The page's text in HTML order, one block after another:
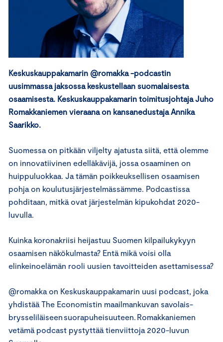
Keskuskauppakamarin @romakka -podcastin
uusimmassa jaksossa keskustellaan suomalaisesta
osaamisesta. Keskuskauppakamarin toimitusjohtaja Juho
Romakkaniemen vieraana on kansanedustaja Annika
Saarikko.
Suomessa on pitkään viljelty ajatusta siitä, että olemme
on innovatiivinen edelläkävijä, jossa osaaminen on
huippuluokkaa. Ja tämän poikkeuksellisen osaamisen
pohja on koulutusjärjestelmässämme. Podcastissa
pohditaan, mitkä ovat järjestelmän kipukohdat 2020-
luvulla.
Kuinka koronakriisi heijastuu Suomen kilpailukykyyn
osaamisen näkökulmasta? Entä mikä voisi olla
elinkeinoelämän rooli uusien tavoitteiden asettamisessa?
@romakka on Keskuskauppakamarin uusi podcast, joka
yhdistää The Economistin maailmankuvan savolais-
brysseliläiseen suorapuheisuuteen. Romakkaniemen
vetämä podcast pystyttää tienviittoja 2020-luvun